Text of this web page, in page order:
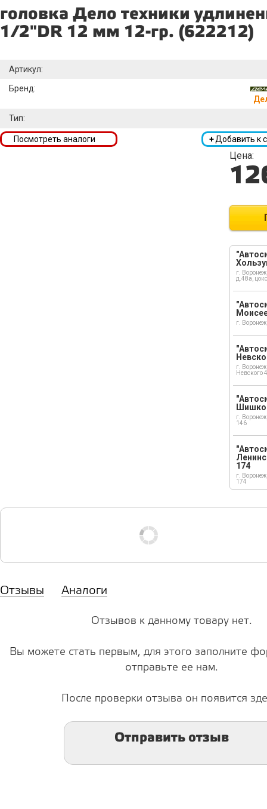
головка Дело техники
1/2"DR 12 мм 12-гр. (622212)
Артикул:
Бренд:
Тип:
+Добавить к
Посмотреть аналоги
Цена:
г.
д.48а,
г.
г.
Невского
г.
146
174
г.
174
Отзывы Аналоги
Отзывов к данному товару нет.
Вы можете стать первым, для этого заполните
отправьте ее нам.
После проверки отзыва он появится
Отправить отзыв